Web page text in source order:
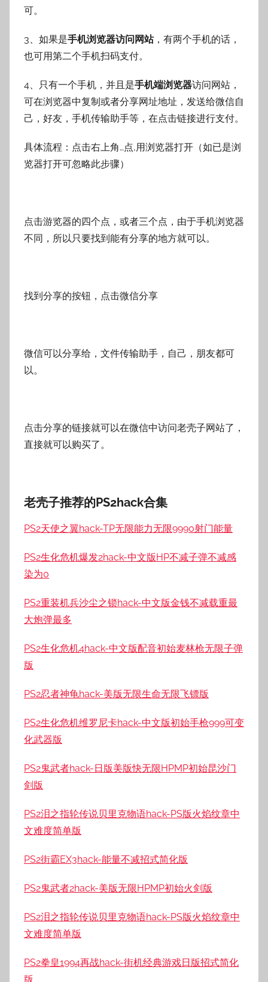
可。
3、如果是手机浏览器访问网站，有两个手机的话，
也可用第二个手机扫码支付。
4、只有一个手机，并且是手机端浏览器访问网站，
可在浏览器中复制或者分享网址地址，发送给微信自
己，好友，手机传输助手等，在点击链接进行支付。
具体流程：点击右上角…点,用浏览器打开（如已是浏
览器打开可忽略此步骤）
点击游览器的四个点，或者三个点，由于手机浏览器
不同，所以只要找到能有分享的地方就可以。
找到分享的按钮，点击微信分享
微信可以分享给，文件传输助手，自己，朋友都可
以。
点击分享的链接就可以在微信中访问老壳子网站了，
直接就可以购买了。
老壳子推荐的PS2hack合集
PS2天使之翼hack-TP无限能力无限9990射门能量
PS2生化危机爆发2hack-中文版HP不减子弹不减感
染为0
PS2重装机兵沙尘之锁hack-中文版金钱不减载重最
大炮弹最多
PS2生化危机4hack-中文版配音初始麦林枪无限子弹
版
PS2忍者神龟hack-美版无限生命无限飞镖版
PS2生化危机维罗尼卡hack-中文版初始手枪999可变
化武器版
PS2鬼武者hack-日版美版快无限HPMP初始昆沙门
剑版
PS2泪之指轮传说贝里克物语hack-PS版火焰纹章中
文难度简单版
PS2街霸EX3hack-能量不减招式简化版
PS2鬼武者2hack-美版无限HPMP初始火剑版
PS2泪之指轮传说贝里克物语hack-PS版火焰纹章中
文难度简单版
PS2拳皇1994再战hack-街机经典游戏日版招式简化
版